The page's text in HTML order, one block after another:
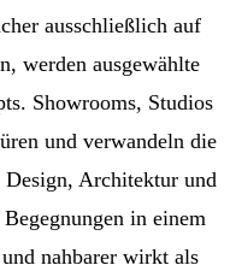
ausschließlich auf
werden ausgewählte
Showrooms, Studios
und verwandeln die
Architektur und
in einem
nahbarer wirkt als